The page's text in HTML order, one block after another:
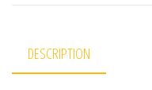
DESCRIPTION